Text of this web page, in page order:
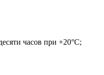
часов при +20°С;